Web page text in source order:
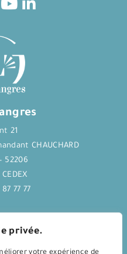
privée.
21
CHAUCHARD
52206
77 77